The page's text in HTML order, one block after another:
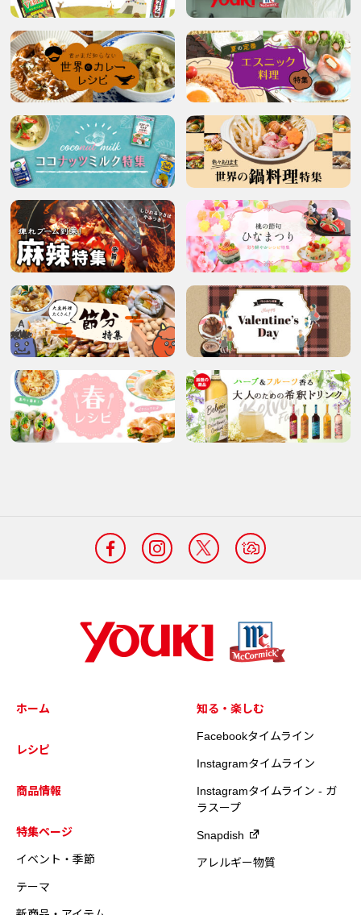
ホーム
レシピ
商品情報
特集ページ
イベント・季節
テーマ
知る・楽しむ
Facebookタイムライン
Instagramタイムライン
Instagramタイムライン - ガ
ラスープ
Snapdish
アレルギー物質